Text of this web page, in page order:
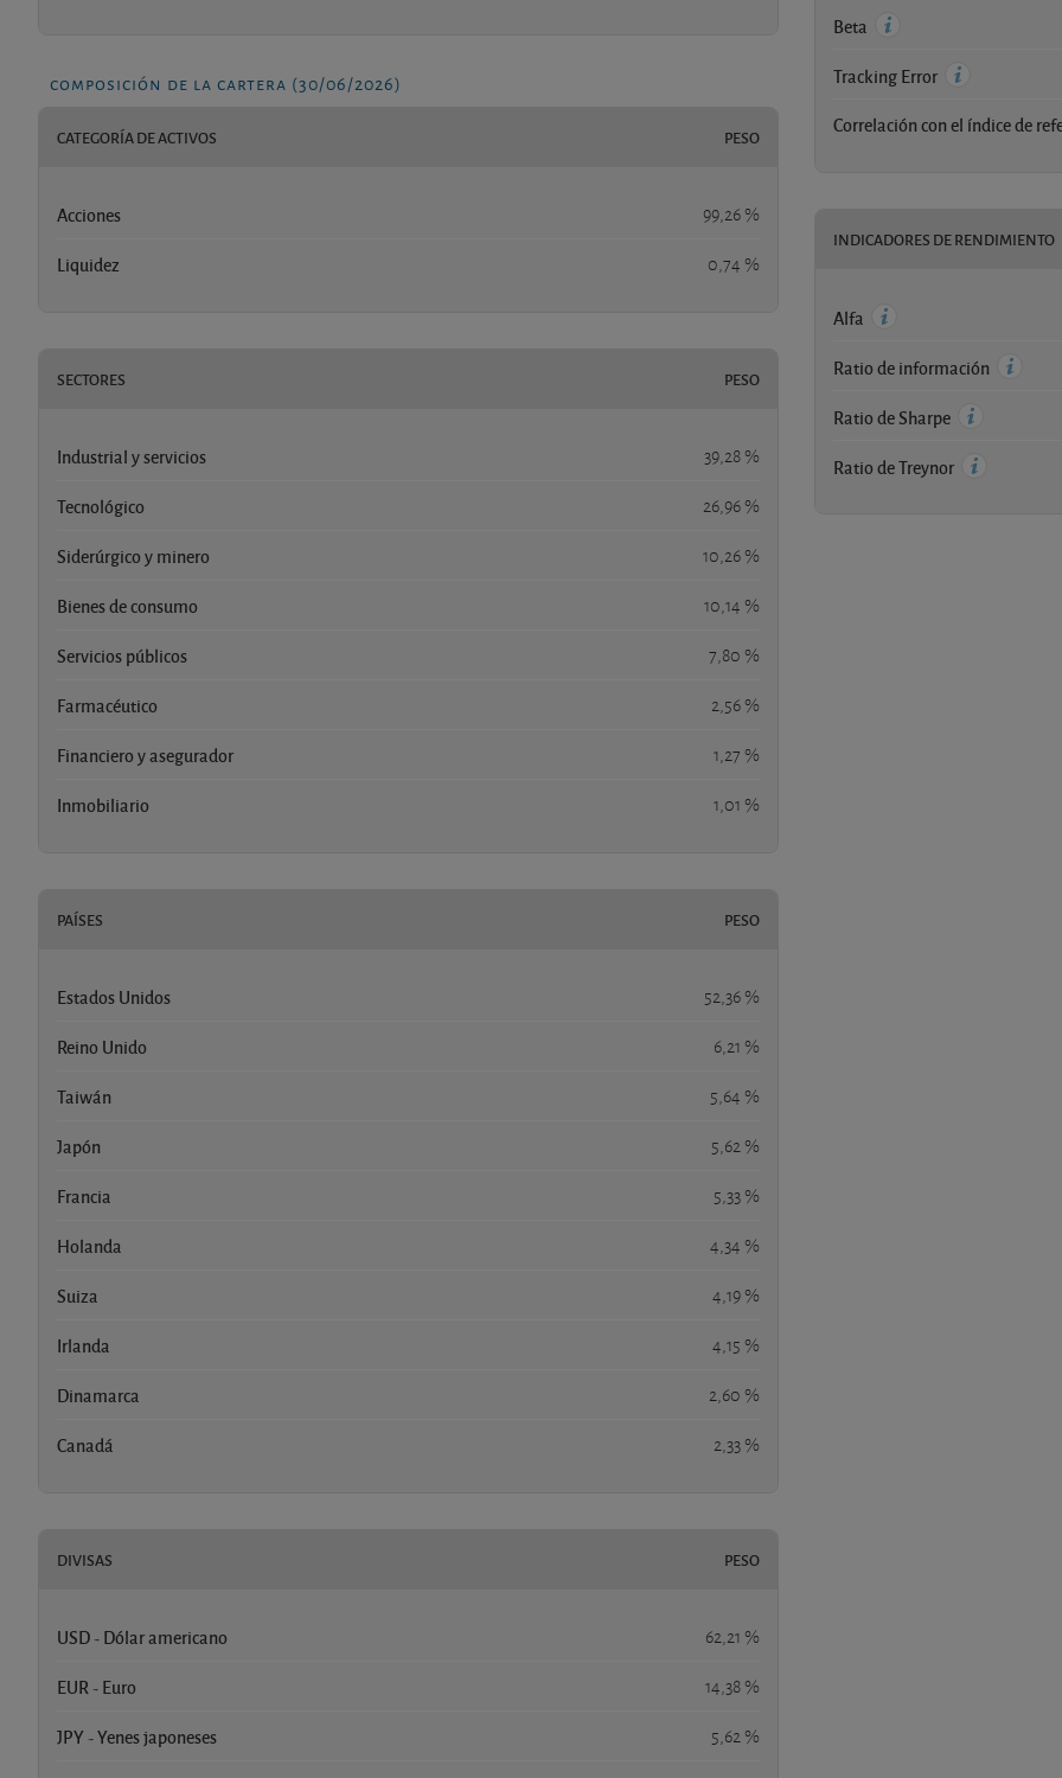
composición de la cartera (30/06/2026)
CATEGORÍA DE ACTIVOS PESO
Acciones 99,26 %
Liquidez 0,74 %
SECTORES PESO
Industrial y servicios 39,28 %
Tecnológico 26,96 %
Siderúrgico y minero 10,26 %
Bienes de consumo 10,14 %
Servicios públicos 7,80 %
Farmacéutico 2,56 %
Financiero y asegurador 1,27 %
Inmobiliario 1,01 %
PAÍSES PESO
Estados Unidos 52,36 %
Reino Unido 6,21 %
Taiwán 5,64 %
Japón 5,62 %
Francia 5,33 %
Holanda 4,34 %
Suiza 4,19 %
Irlanda 4,15 %
Dinamarca 2,60 %
Canadá 2,33 %
DIVISAS PESO
USD - Dólar americano 62,21 %
EUR - Euro 14,38 %
JPY - Yenes japoneses 5,62 %
Beta
Tracking Error
Correlación con el índice de
INDICADORES DE RENDIMIENTO
Alfa
Ratio de información
Ratio de Sharpe
Ratio de Treynor